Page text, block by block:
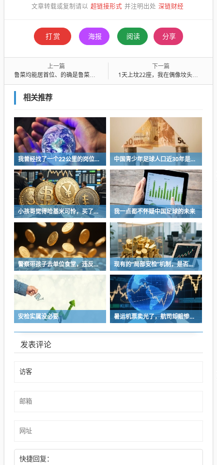
文章转载或复制请以 超链接形式 并注明出处 深链财经
打赏 海报 阅读 分享
上一篇
鲁菜均能居首位、的确是鲁菜的光荣，但恰恰又是中国人民的耻辱
下一篇
1天上坟22座，我在偶像坟头忙疯了
相关推荐
我曾经找了一个22公里的岗位，坚持了2个星期就坚持不下去了 中国青少年足球人口近30年是断崖式下降
小孩哥觉得哈基米可怜，买了火腿肠喂哈基米，结果哈基米直接叼走他的鹦鹉… 我一点都不怀疑中国足球的未来
警察带孩子去单位食堂，违反了哪门子规章制度？ 现有的“局部安检”机制，是否在防范旧风险的同时，制造了新隐患？
安检实属没必要 暑运机票卖光了，航司却赔惨了？
发表评论
快捷回复：